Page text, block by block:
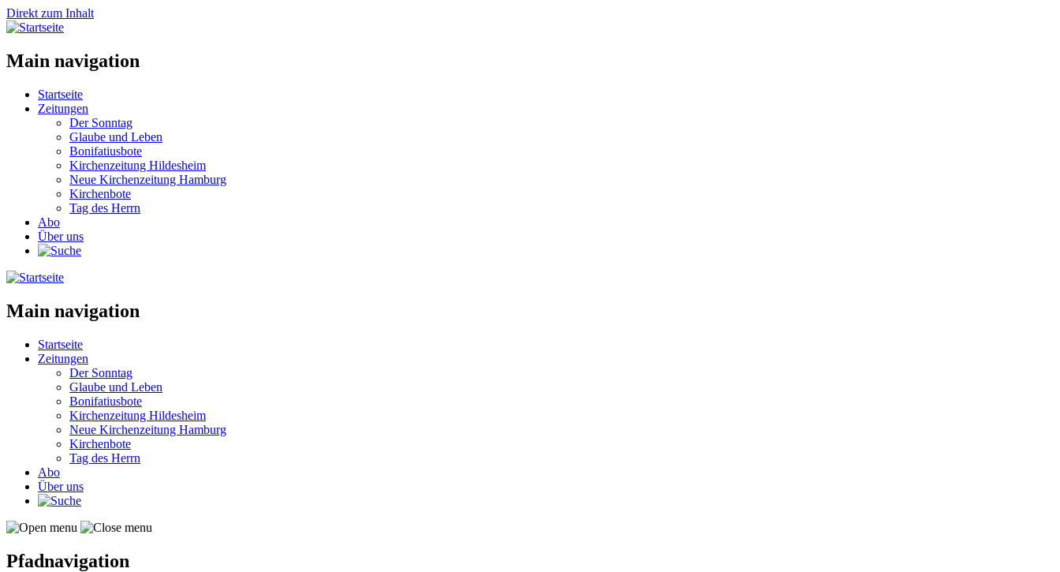
Direkt zum Inhalt
Main navigation
Startseite
Zeitungen
Der Sonntag
Glaube und Leben
Bonifatiusbote
Kirchenzeitung Hildesheim
Neue Kirchenzeitung Hamburg
Kirchenbote
Tag des Herrn
Abo
Über uns
Main navigation
Startseite
Zeitungen
Der Sonntag
Glaube und Leben
Bonifatiusbote
Kirchenzeitung Hildesheim
Neue Kirchenzeitung Hamburg
Kirchenbote
Tag des Herrn
Abo
Über uns
Pfadnavigation